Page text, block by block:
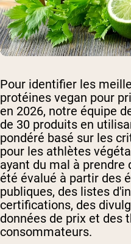
Pour identifier les
protéines vegan pour
en 2026, notre équipe
de 30 produits en
pondéré basé sur les
pour les athlètes
ayant du mal à prendre
été évalué à partir des
publiques, des listes
certifications, des
données de prix et des
consommateurs.